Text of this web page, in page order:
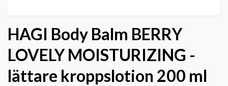
HAGI Body Balm BERRY
LOVELY MOISTURIZING -
lättare kroppslotion 200 ml